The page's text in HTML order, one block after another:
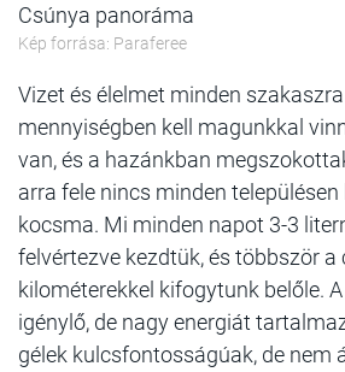
Csúnya panoráma
Kép forrása: Paraferee
Vizet és élelmet minden
mennyiségben kell magunkkal
van, és a hazánkban
arra fele nincs minden
kocsma. Mi minden napot 3-3
felvértezve kezdtük, és többször a
kilométerekkel kifogytunk belőle.
igénylő, de nagy energiát
gélek kulcsfontosságúak, de nem